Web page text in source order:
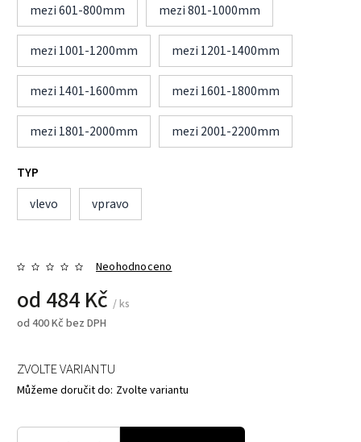
mezi 601-800mm mezi 801-1000mm
mezi 1001-1200mm mezi 1201-1400mm
mezi 1401-1600mm mezi 1601-1800mm
mezi 1801-2000mm mezi 2001-2200mm
TYP
vlevo
vpravo
Neohodnoceno
od 484 Kč / ks
od 400 Kč bez DPH
ZVOLTE VARIANTU
Můžeme doručit do: Zvolte variantu